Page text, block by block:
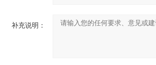
补充说明：